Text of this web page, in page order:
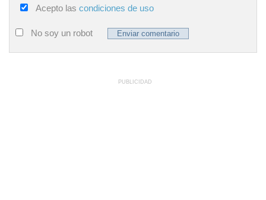
Acepto las condiciones de uso
No soy un robot
PUBLICIDAD